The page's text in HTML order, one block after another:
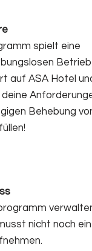
spielt eine
Betrieb
auf ASA Hotel
Behebung
nicht noch